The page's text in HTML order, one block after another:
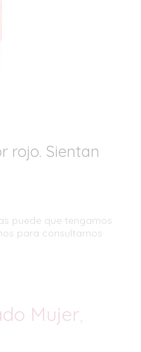
rojo. Sientan
puede que tengamos
para consultarnos
Mujer